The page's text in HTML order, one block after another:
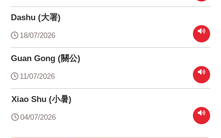
Dashu (大署)
18/07/2026
Guan Gong (關公)
11/07/2026
Xiao Shu (小暑)
04/07/2026